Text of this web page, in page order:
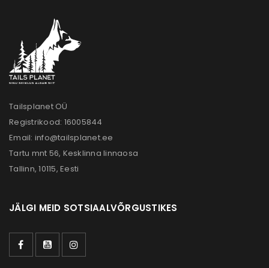
Tailsplanet OÜ
Registrikood: 16005844
Email: info@tailsplanet.ee
Tartu mnt 56, Kesklinna linnaosa
Tallinn, 10115, Eesti
JÄLGI MEID SOTSIAALVÕRGUSTIKES